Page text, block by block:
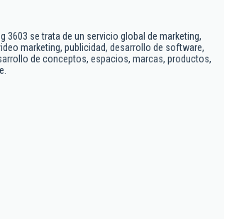
3603 se trata de un servicio global de marketing,
marketing, publicidad, desarrollo de software,
de conceptos, espacios, marcas, productos,